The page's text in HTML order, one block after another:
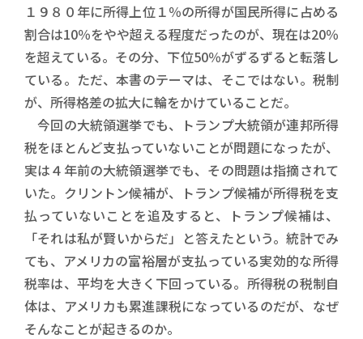
１９８０年に所得上位１％の所得が国民所得に占める
割合は10％をやや超える程度だったのが、現在は20％
を超えている。その分、下位50％がずるずると転落し
ている。ただ、本書のテーマは、そこではない。税制
が、所得格差の拡大に輪をかけていることだ。
今回の大統領選挙でも、トランプ大統領が連邦所得
税をほとんど支払っていないことが問題になったが、
実は４年前の大統領選挙でも、その問題は指摘されて
いた。クリントン候補が、トランプ候補が所得税を支
払っていないことを追及すると、トランプ候補は、
「それは私が賢いからだ」と答えたという。統計でみ
ても、アメリカの富裕層が支払っている実効的な所得
税率は、平均を大きく下回っている。所得税の税制自
体は、アメリカも累進課税になっているのだが、なぜ
そんなことが起きるのか。